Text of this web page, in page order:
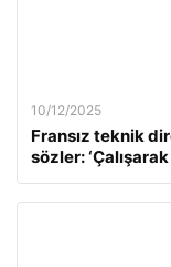
10/12/2025
Fransız teknik
sözler: